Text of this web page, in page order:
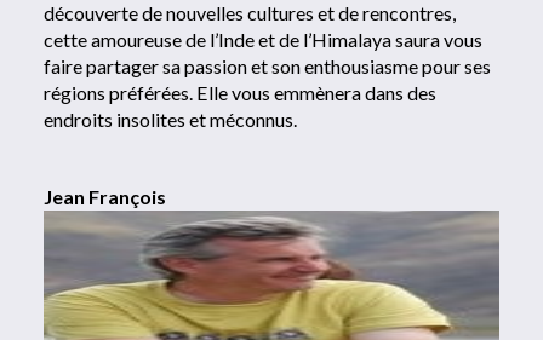
découverte de nouvelles cultures et de rencontres,
cette amoureuse de l’Inde et de l’Himalaya saura vous
faire partager sa passion et son enthousiasme pour ses
régions préférées. Elle vous emmènera dans des
endroits insolites et méconnus.
Jean François